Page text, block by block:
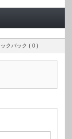
ックバック ( 0 )